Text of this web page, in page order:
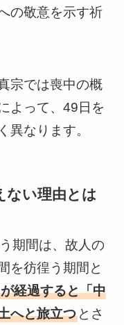
の敬意を示す祈
宗では喪中の概
よって、49日を
異なります。
ない理由とは
期間は、故人の
を彷徨う期間と
経過すると「中
へと旅立つとさ